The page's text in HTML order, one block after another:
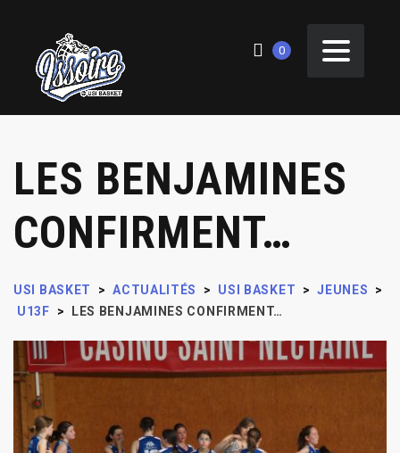
0
LES BENJAMINES
CONFIRMENT…
USI BASKET > ACTUALITÉS > USI BASKET > JEUNES
>
U13F
> LES BENJAMINES CONFIRMENT…